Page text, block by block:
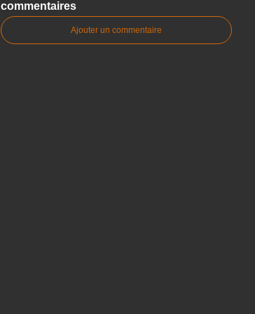
commentaires
Ajouter un commentaire